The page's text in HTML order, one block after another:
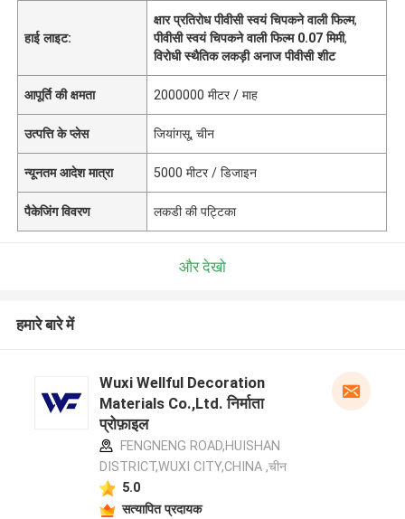
हाई लाइट:
क्षार प्रतिरोध पीवीसी स्वयं चिपकने वाली फिल्म,
पीवीसी स्वयं चिपकने वाली फिल्म 0.07 मिमी,
विरोधी स्थैतिक लकड़ी अनाज पीवीसी शीट
आपूर्ति की क्षमता 2000000 मीटर / माह
उत्पत्ति के प्लेस जियांगसू, चीन
न्यूनतम आदेश मात्रा 5000 मीटर / डिजाइन
पैकेजिंग विवरण लकडी की पट्टिका
और देखो
हमारे बारे में
Wuxi Wellful Decoration
Materials Co.,Ltd. निर्माता
प्रोफ़ाइल
FENGNENG ROAD,HUISHAN
DISTRICT,WUXI CITY,CHINA ,चीन
5.0
सत्यापित प्रदायक